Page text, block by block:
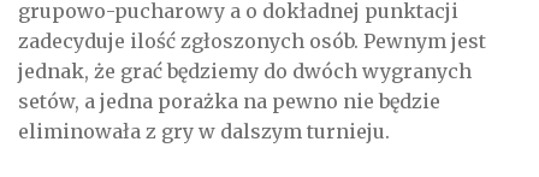
grupowo-pucharowy a o dokładnej punktacji
zadecyduje ilość zgłoszonych osób. Pewnym jest
jednak, że grać będziemy do dwóch wygranych
setów, a jedna porażka na pewno nie będzie
eliminowała z gry w dalszym turnieju.